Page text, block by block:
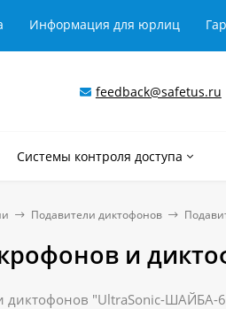
Информация для юрлиц
feedback@safetus.ru
Системы контроля доступа
Подавители диктофонов
и
"UltraSonic-ШАЙБА-